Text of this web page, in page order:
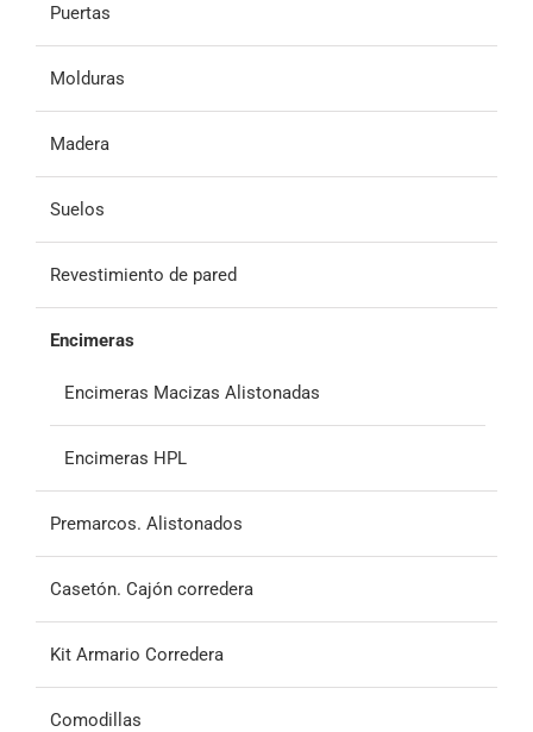
Puertas
Molduras
Madera
Suelos
Revestimiento de pared
Encimeras
Encimeras Macizas Alistonadas
Encimeras HPL
Premarcos. Alistonados
Casetón. Cajón corredera
Kit Armario Corredera
Comodillas